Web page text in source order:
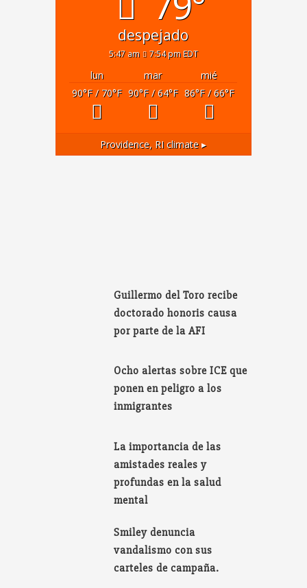
despejado
5:47 am 7:54 pm EDT
lun mar
mié
90°F/ 70°F 90°F/ 64°F 86°F/ 66°F
Providence, RI climate ▸
Guillermo del Toro recibe
doctorado honoris causa
por parte de la AFI
Ocho alertas sobre ICE que
ponen en peligro a los
inmigrantes
La importancia de las
amistades reales y
profundas en la salud
mental
Smiley denuncia
vandalismo con sus
carteles de campaña.